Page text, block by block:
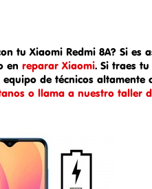
tu Xiaomi Redmi 8A? Si
en reparar Xiaomi. Si traes tu
de técnicos
o llama a nuestro taller